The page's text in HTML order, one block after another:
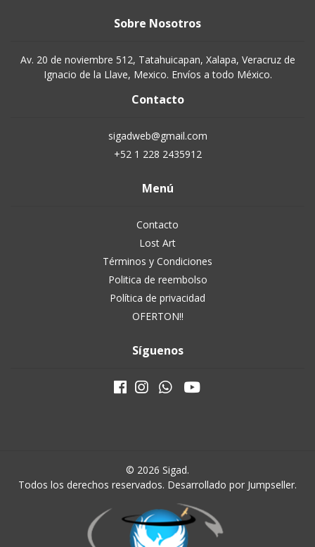
Sobre Nosotros
Av. 20 de noviembre 512, Tatahuicapan, Xalapa, Veracruz de
Ignacio de la Llave, Mexico. Envíos a todo México.
Contacto
sigadweb@gmail.com
+52 1 228 2435912
Menú
Contacto
Lost Art
Términos y Condiciones
Politica de reembolso
Política de privacidad
OFERTON!!
Síguenos
© 2026 Sigad.
Todos los derechos reservados. Desarrollado por Jumpseller.